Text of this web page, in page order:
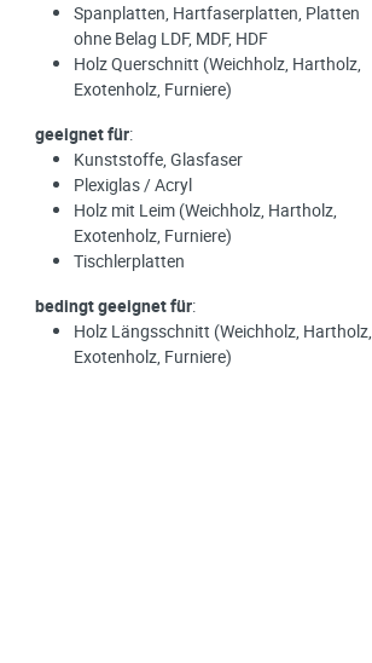
Spanplatten, Hartfaserplatten, Platten
ohne Belag LDF, MDF, HDF
Holz Querschnitt (Weichholz, Hartholz,
Exotenholz, Furniere)
geeignet für:
Kunststoffe, Glasfaser
Plexiglas / Acryl
Holz mit Leim (Weichholz, Hartholz,
Exotenholz, Furniere)
Tischlerplatten
bedingt geeignet für:
Holz Längsschnitt (Weichholz, Hartholz,
Exotenholz, Furniere)